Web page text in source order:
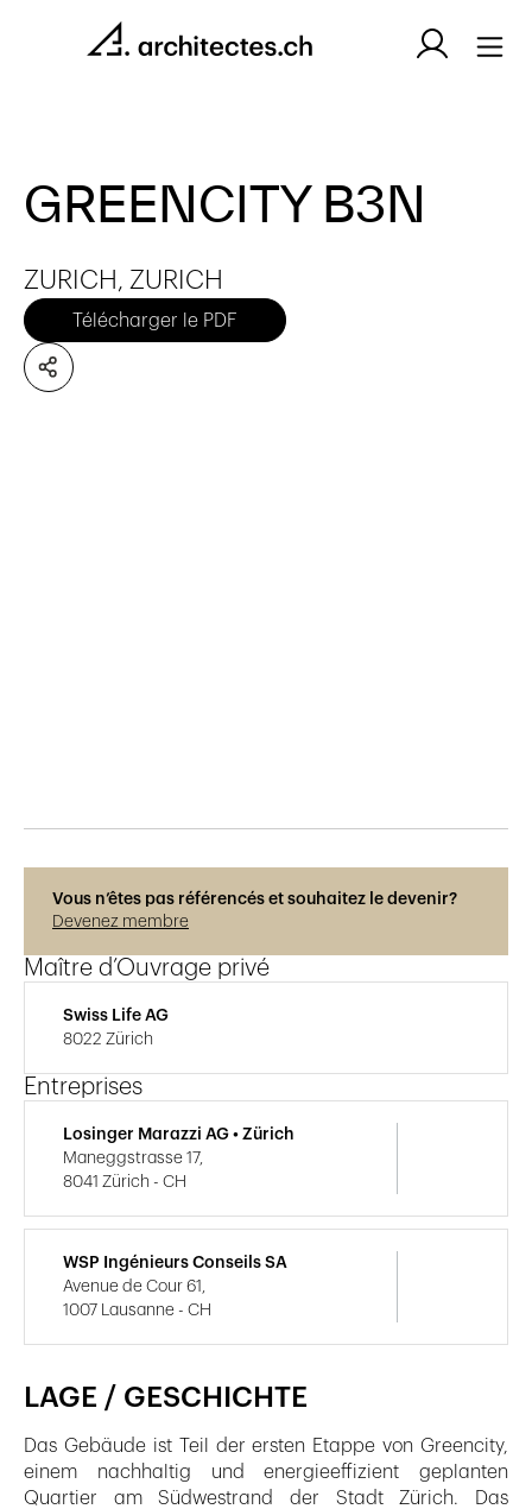
GREENCITY B3N
ZURICH, ZURICH
Télécharger le PDF
LAGE / GESCHICHTE
Das Gebäude ist Teil der ersten Etappe von Greencity,
einem nachhaltig und energieeffizient geplanten
Quartier am Südwestrand der Stadt Zürich. Das
Vous n’êtes pas référencés et souhaitez le devenir?
Devenez membre
Maître d’Ouvrage privé
Swiss Life AG
8022 Zürich
Entreprises
Losinger Marazzi AG • Zürich
Maneggstrasse 17,
8041 Zürich - CH
WSP Ingénieurs Conseils SA
Avenue de Cour 61,
1007 Lausanne - CH